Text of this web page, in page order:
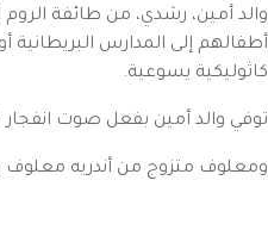
والد أمين، رشدي، من طائفة
أطفالهم إلى المدارس
كاثوليكية يسوعية.
توفي والد أمين بفعل صوت انفجار
ومعلوف متزوج من أندريه معلوف